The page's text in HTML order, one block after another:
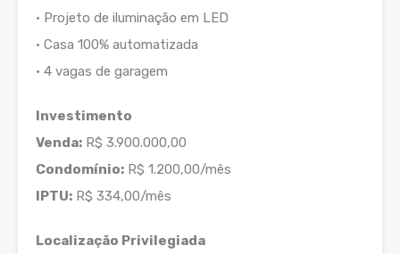
• Projeto de iluminação em LED
• Casa 100% automatizada
• 4 vagas de garagem
Investimento
Venda: R$ 3.900.000,00
Condomínio: R$ 1.200,00/mês
IPTU: R$ 334,00/mês
Localização Privilegiada